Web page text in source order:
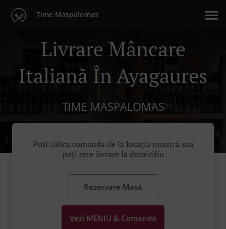
Time Maspalomas
Livrare Mâncare
Italiană În Ayagaures
TIME MASPALOMAS
Poți ridica comanda de la locația noastră sau
poți cere livrare la domiciliu
Rezervare Masă
Vezi MENIU & Comandă